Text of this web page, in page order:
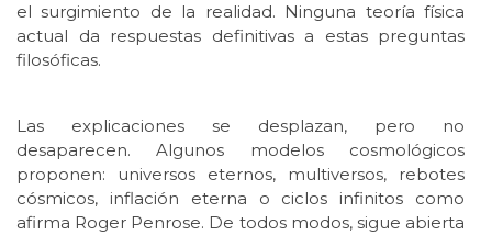
el surgimiento de la realidad. Ninguna teoría física
actual da respuestas definitivas a estas preguntas
filosóficas.
Las explicaciones se desplazan, pero no
desaparecen. Algunos modelos cosmológicos
proponen: universos eternos, multiversos, rebotes
cósmicos, inflación eterna o ciclos infinitos como
afirma Roger Penrose. De todos modos, sigue abierta